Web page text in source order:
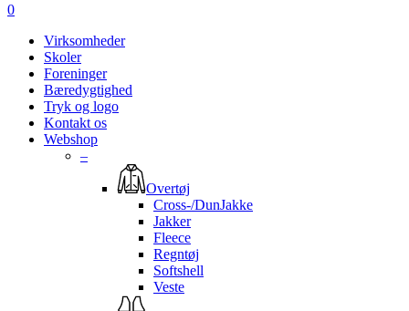
Menu
search
account
0
Virksomheder
Skoler
Foreninger
Bæredygtighed
Tryk og logo
Kontakt os
Webshop
–
Overtøj
Cross-/DunJakke
Jakker
Fleece
Regntøj
Softshell
Veste